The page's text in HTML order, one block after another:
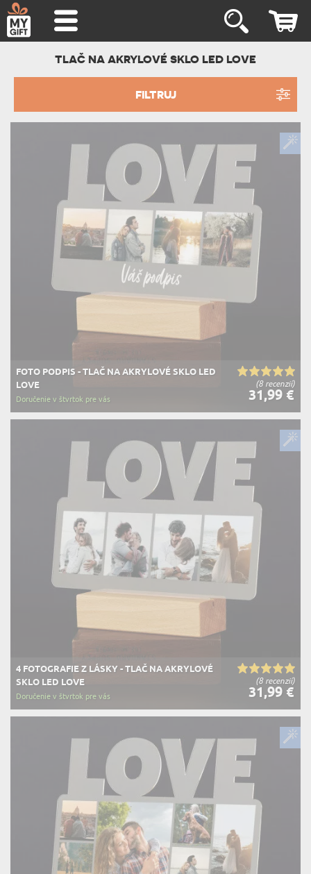
TLAČ NA AKRYLOVÉ SKLO LED LOVE
FILTRUJ
(8 recenzií)
FOTO PODPIS - TLAČ NA AKRYLOVÉ SKLO LED
LOVE
31,99 €
Doručenie v štvrtok pre vás
(8 recenzií)
4 FOTOGRAFIE Z LÁSKY - TLAČ NA AKRYLOVÉ
SKLO LED LOVE
31,99 €
Doručenie v štvrtok pre vás